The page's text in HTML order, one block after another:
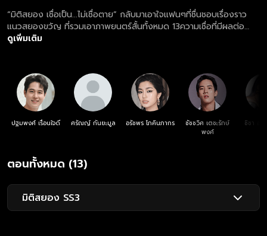
“มิติสยอง เชื่อเป็น...ไม่เชื่อตาย” กลับมาเอาใจแฟนๆที่ชื่นชอบเรื่องราว
แนวสยองขวัญ ที่รวมเอาภาพยนตร์สั้นทั้งหมด 13ความเชื่อที่มีผลต่อ
ความเป็น…ความตายของคุณ กลับมาหลอนประสาทคุณหนักกว่าภาคที่ผ่าน
ดูเพิ่มเติม
ปฐมพงศ์ เรือนใจดี ศรัณญ์ กันยะมูล อรัชพร โภคินภากร
ชัชชวิศ เตชะรักษ์
พงศ์
ชิชา อ
ตอนทั้งหมด (13)
มิติสยอง SS3